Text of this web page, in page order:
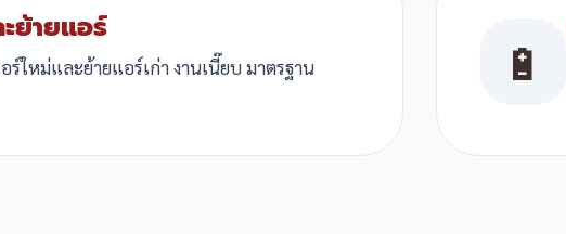
ย้ายแอร์
ร์ใหม่และย้ายแอร์เก่า งานเนี๊ยบ มาตรฐาน
🔋